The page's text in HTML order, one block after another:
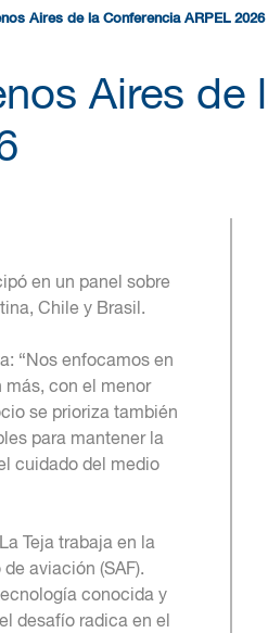
Aires de la Conferencia ARPEL 2026
Aires de
en un panel sobre
Chile y Brasil.
“Nos enfocamos en
más, con el menor
se prioriza también
para mantener la
cuidado del medio
Teja trabaja en la
aviación (SAF).
conocida y
desafío radica en el